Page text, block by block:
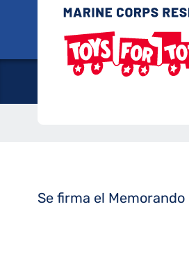
contenido
Se firma el